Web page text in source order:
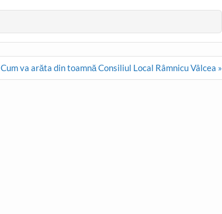
Cum va arăta din toamnă Consiliul Local Râmnicu Vâlcea »